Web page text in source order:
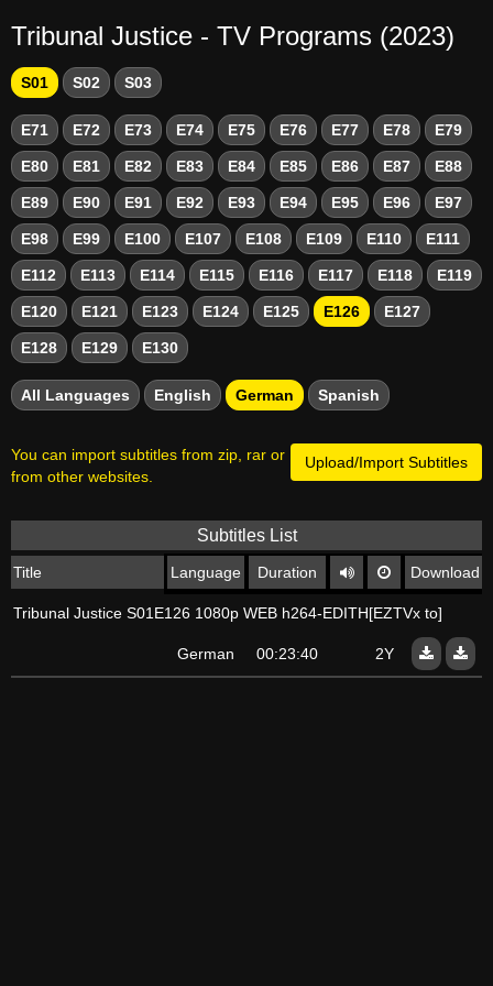
Tribunal Justice - TV Programs (2023)
S01 S02 S03
E71 E72 E73 E74 E75 E76 E77 E78 E79
E80 E81 E82 E83 E84 E85 E86 E87 E88
E89 E90 E91 E92 E93 E94 E95 E96 E97
E98 E99 E100 E107 E108 E109 E110 E111
E112 E113 E114 E115 E116 E117 E118 E119
E120 E121 E123 E124 E125 E126 E127
E128 E129 E130
All Languages English German Spanish
Upload/Import Subtitles
You can import subtitles from zip, rar or
from other websites.
Subtitles List
Title Language Duration Download
Tribunal Justice S01E126 1080p WEB h264-EDITH[EZTVx to]
German 00:23:40 2Y